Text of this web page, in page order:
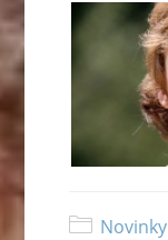
Novinky